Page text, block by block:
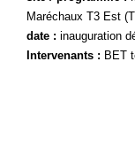
Maréchaux T3 Est
date : inauguration
Intervenants : BET